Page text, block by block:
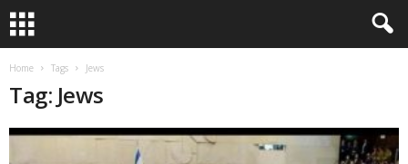
Home Tags Jews
Tag: Jews